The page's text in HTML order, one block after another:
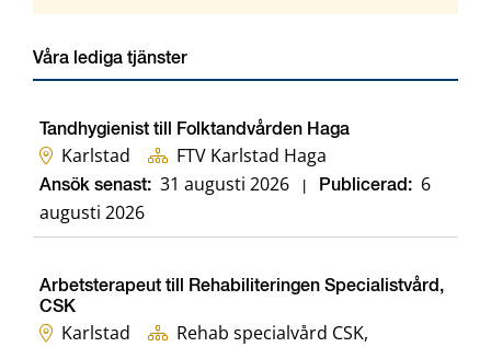
Våra lediga tjänster
Tandhygienist till Folktandvården Haga
Karlstad FTV Karlstad Haga
Ansök senast: 31 augusti 2026 Publicerad: 6
augusti 2026
Arbetsterapeut till Rehabiliteringen Specialistvård,
CSK
Karlstad
Rehab specialvård CSK,